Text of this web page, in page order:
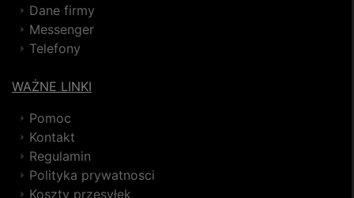
Dane firmy
Messenger
Telefony
WAŻNE LINKI
Pomoc
Kontakt
Regulamin
Polityka prywatnosci
Koszty przesyłek